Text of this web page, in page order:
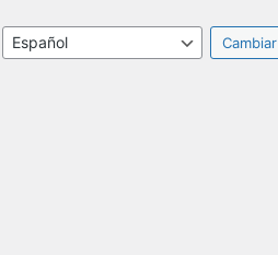
Idioma